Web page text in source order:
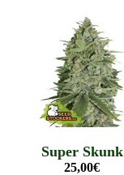
Super Skunk
25,00€